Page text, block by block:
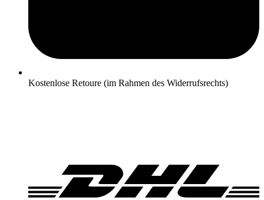
Kostenlose Retoure (im Rahmen des Widerrufsrechts)